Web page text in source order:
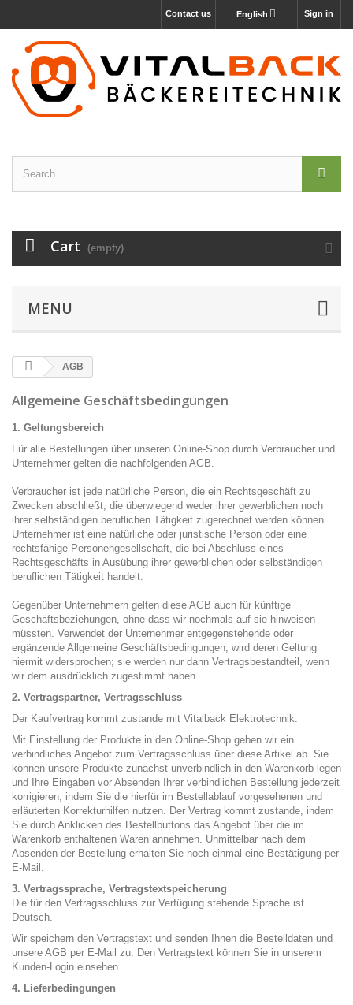
Sign in
English
Contact us
Cart (empty)
MENU
AGB
Allgemeine Geschäftsbedingungen
1. Geltungsbereich
Für alle Bestellungen über unseren Online-Shop durch Verbraucher und
Unternehmer gelten die nachfolgenden AGB.
Verbraucher ist jede natürliche Person, die ein Rechtsgeschäft zu
Zwecken abschließt, die überwiegend weder ihrer gewerblichen noch
ihrer selbständigen beruflichen Tätigkeit zugerechnet werden können.
Unternehmer ist eine natürliche oder juristische Person oder eine
rechtsfähige Personengesellschaft, die bei Abschluss eines
Rechtsgeschäfts in Ausübung ihrer gewerblichen oder selbständigen
beruflichen Tätigkeit handelt.
Gegenüber Unternehmern gelten diese AGB auch für künftige
Geschäftsbeziehungen, ohne dass wir nochmals auf sie hinweisen
müssten. Verwendet der Unternehmer entgegenstehende oder
ergänzende Allgemeine Geschäftsbedingungen, wird deren Geltung
hiermit widersprochen; sie werden nur dann Vertragsbestandteil, wenn
wir dem ausdrücklich zugestimmt haben.
2. Vertragspartner, Vertragsschluss
Der Kaufvertrag kommt zustande mit Vitalback Elektrotechnik.
Mit Einstellung der Produkte in den Online-Shop geben wir ein
verbindliches Angebot zum Vertragsschluss über diese Artikel ab. Sie
können unsere Produkte zunächst unverbindlich in den Warenkorb legen
und Ihre Eingaben vor Absenden Ihrer verbindlichen Bestellung jederzeit
korrigieren, indem Sie die hierfür im Bestellablauf vorgesehenen und
erläuterten Korrekturhilfen nutzen. Der Vertrag kommt zustande, indem
Sie durch Anklicken des Bestellbuttons das Angebot über die im
Warenkorb enthaltenen Waren annehmen. Unmittelbar nach dem
Absenden der Bestellung erhalten Sie noch einmal eine Bestätigung per
E-Mail.
3. Vertragssprache, Vertragstextspeicherung
Die für den Vertragsschluss zur Verfügung stehende Sprache ist
Deutsch.
Wir speichern den Vertragstext und senden Ihnen die Bestelldaten und
unsere AGB per E-Mail zu. Den Vertragstext können Sie in unserem
Kunden-Login einsehen.
4. Lieferbedingungen